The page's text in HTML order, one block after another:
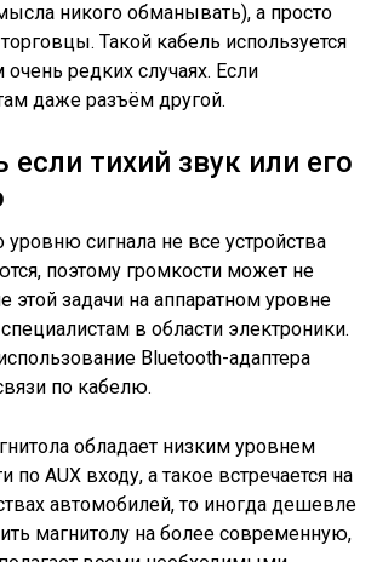
никого обманывать), а просто
Такой кабель используется
очень редких случаях. Если
даже разъём другой.
если тихий звук или его
сигнала не все устройства
поэтому громкости может не
этой задачи на аппаратном уровне
в области электроники.
Bluetooth-адаптера
по кабелю.
обладает низким уровнем
по AUX входу, а такое встречается на
автомобилей, то иногда дешевле
магнитолу на более современную,